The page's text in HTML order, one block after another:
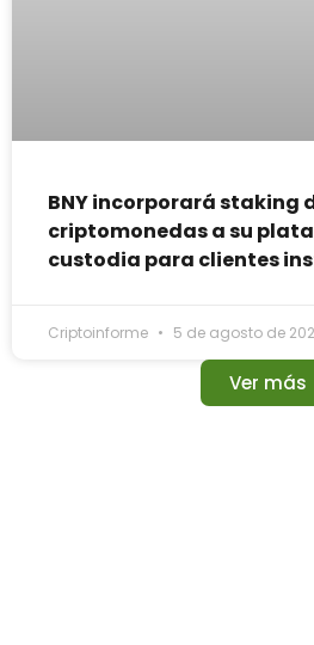
BNY incorporará staking
criptomonedas a su
custodia para clientes
Criptoinforme 5 de agosto de
Ver más